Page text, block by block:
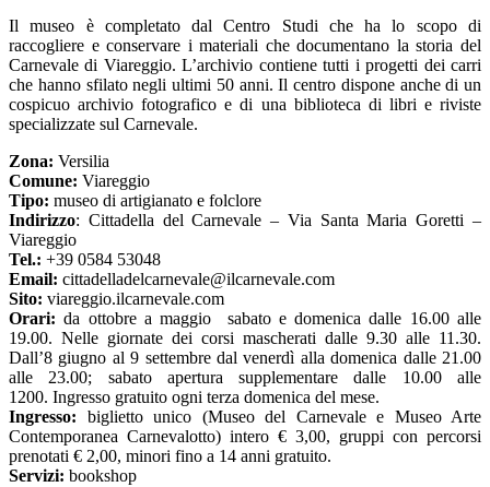
Il museo è completato dal Centro Studi che ha lo scopo di
raccogliere e conservare i materiali che documentano la storia del
Carnevale di Viareggio. L’archivio contiene tutti i progetti dei carri
che hanno sfilato negli ultimi 50 anni. Il centro dispone anche di un
cospicuo archivio fotografico e di una biblioteca di libri e riviste
specializzate sul Carnevale.
Zona: Versilia
Comune: Viareggio
Tipo: museo di artigianato e folclore
Indirizzo: Cittadella del Carnevale – Via Santa Maria Goretti –
Viareggio
Tel.: +39 0584 53048
Email: cittadelladelcarnevale@ilcarnevale.com
Sito: viareggio.ilcarnevale.com
Orari: da ottobre a maggio sabato e domenica dalle 16.00 alle
19.00. Nelle giornate dei corsi mascherati dalle 9.30 alle 11.30.
Dall’8 giugno al 9 settembre dal venerdì alla domenica dalle 21.00
alle 23.00; sabato apertura supplementare dalle 10.00 alle
1200. Ingresso gratuito ogni terza domenica del mese.
Ingresso: biglietto unico (Museo del Carnevale e Museo Arte
Contemporanea Carnevalotto) intero € 3,00, gruppi con percorsi
prenotati € 2,00, minori fino a 14 anni gratuito.
Servizi: bookshop